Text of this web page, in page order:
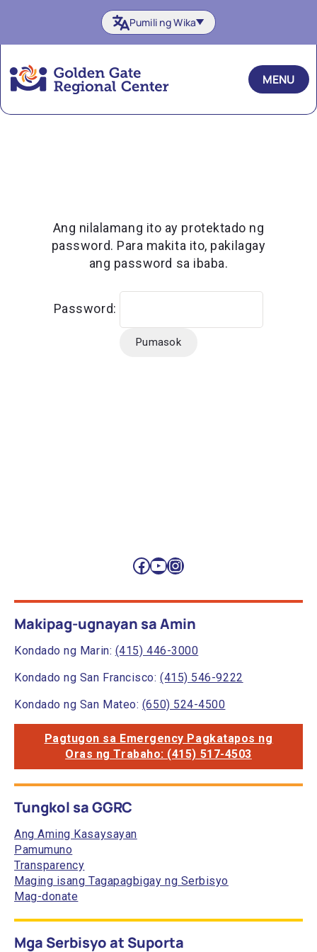
nilalaman
Pumili ng Wika
MENU
Ang nilalamang ito ay protektado ng
password. Para makita ito, pakilagay
ang password sa ibaba.
Password:
Facebook
YouTube
Instagram
Makipag-ugnayan sa Amin
Kondado ng Marin: (415) 446-3000
Kondado ng San Francisco:(415) 546-9222
Kondado ng San Mateo: (650) 524-4500
Pagtugon sa Emergency Pagkatapos ng
Oras ng Trabaho: (415) 517-4503
Tungkol sa GGRC
Ang Aming Kasaysayan
Pamumuno
Transparency
Maging isang Tagapagbigay ng Serbisyo
Mag-donate
Mga Serbisyo at Suporta